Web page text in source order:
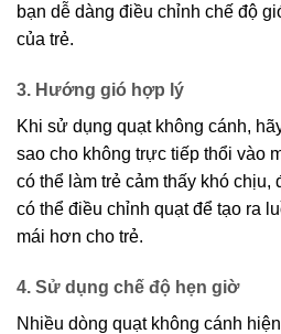
bạn dễ dàng điều chỉnh chế độ
của trẻ.
3. Hướng gió hợp lý
Khi sử dụng quạt không cánh,
sao cho không trực tiếp thổi vào
có thể làm trẻ cảm thấy khó chịu,
có thể điều chỉnh quạt để tạo ra
mái hơn cho trẻ.
4. Sử dụng chế độ hẹn giờ
Nhiều dòng quạt không cánh